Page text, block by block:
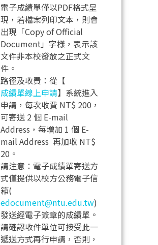
電子成績單僅以PDF格式呈
現，若檔案列印文本，則會
出現「Copy of Official
Document」字樣，表示該
文件非本校發放之正式文
件。
路徑及收費：從【
成績單線上申請】系統進入
申請，每次收費 NT$ 200，
可寄送 2 個 E-mail
Address，每增加 1 個 E-
mail Address 再加收 NT$
20。
請注意：電子成績單寄送方
式僅提供以校方公務電子信
箱(
edocument@ntu.edu.tw)
發送經電子簽章的成績單。
請確認收件單位可接受此一
遞送方式再行申請，否則，